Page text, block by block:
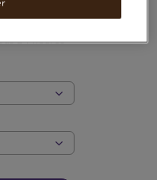
de
24 heures